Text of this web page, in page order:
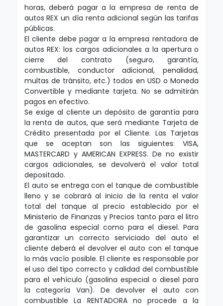
horas, deberá pagar a la empresa de renta de
autos REX un día renta adicional según las tarifas
públicas.
El cliente debe pagar a la empresa rentadora de
autos REX: los cargos adicionales a la apertura o
cierre del contrato (seguro, garantía,
combustible, conductor adicional, penalidad,
multas de tránsito, etc.) todos en USD o Moneda
Convertible y mediante tarjeta. No se admitirán
pagos en efectivo.
Se exige al cliente un depósito de garantía para
la renta de autos, que será mediante Tarjeta de
Crédito presentada por el Cliente. Las Tarjetas
que se aceptan son las siguientes: VISA,
MASTERCARD y AMERICAN EXPRESS. De no existir
cargos adicionales, se devolverá el valor total
depositado.
El auto se entrega con el tanque de combustible
lleno y se cobrará al inicio de la renta el valor
total del tanque al precio establecido por el
Ministerio de Finanzas y Precios tanto para el litro
de gasolina especial como para el diesel. Para
garantizar un correcto serviciado del auto el
cliente deberá el devolver el auto con el tanque
lo más vacío posible. El cliente es responsable por
el uso del tipo correcto y calidad del combustible
para el vehículo (gasolina especial o diesel para
la categoría Van). De devolver el auto con
combustible La RENTADORA no procede a la